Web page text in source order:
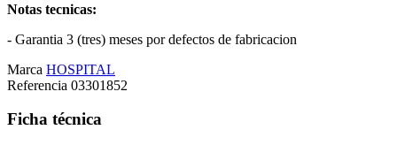
Notas tecnicas:
- Garantia 3 (tres) meses por defectos de fabricacion
Marca HOSPITAL
Referencia 03301852
Ficha técnica